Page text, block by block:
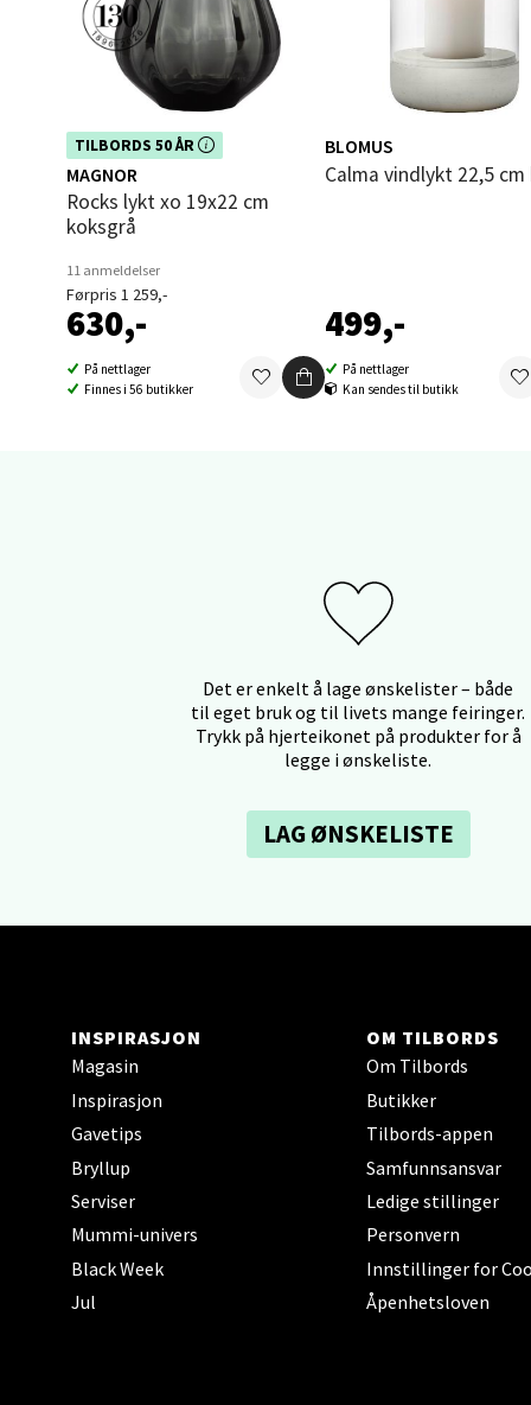
TILBORDS 50 ÅR
Dette produktet er inkludert i vår
kampanje. Benytt deg av rabatten i
dag!
MAGNOR
Rocks lykt xo 19x22 cm
koksgrå
11 anmeldelser
Førpris 1 259,-
630,-
På nettlager
Finnes i 56 butikker
BLOMUS
Calma vindlykt 22,5
499,-
På nettlager
Kan sendes til butikk
Det er enkelt å lage ønskelister – både
til eget bruk og til livets mange feiringer.
Trykk på hjerteikonet på produkter for å
legge i ønskeliste.
LAG ØNSKELISTE
INSPIRASJON
Magasin
Inspirasjon
Gavetips
Bryllup
Serviser
Mummi-univers
Black Week
Jul
OM TILBORDS
Om Tilbords
Butikker
Tilbords-appen
Samfunnsansvar
Ledige stillinger
Personvern
Innstillinger for
Åpenhetsloven
Folke
Åpent
0 i
0 i
0 i
Åpent i
Ski